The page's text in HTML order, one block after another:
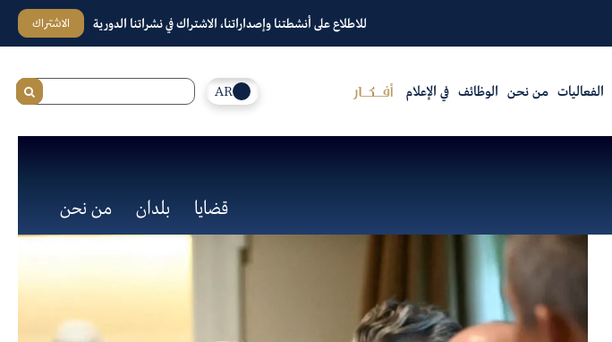
للاطلاع على أنشطتنا وإصداراتنا، الاشتراك في نشراتنا الدورية الاشتراك
الفعاليات من نحن الوظائف في الإعلام AR
قضايا بلدان من نحن